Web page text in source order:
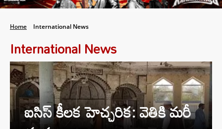
Home International News
International News
ఐసిస్ కీల‌క హెచ్చ‌రిక‌: వెతికి మ‌రీ